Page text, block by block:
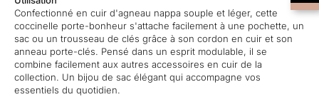
Confectionné en cuir d'agneau nappa souple et léger, cette
coccinelle porte-bonheur s'attache facilement à une pochette, un
sac ou un trousseau de clés grâce à son cordon en cuir et son
anneau porte-clés. Pensé dans un esprit modulable, il se
combine facilement aux autres accessoires en cuir de la
collection. Un bijou de sac élégant qui accompagne vos
essentiels du quotidien.